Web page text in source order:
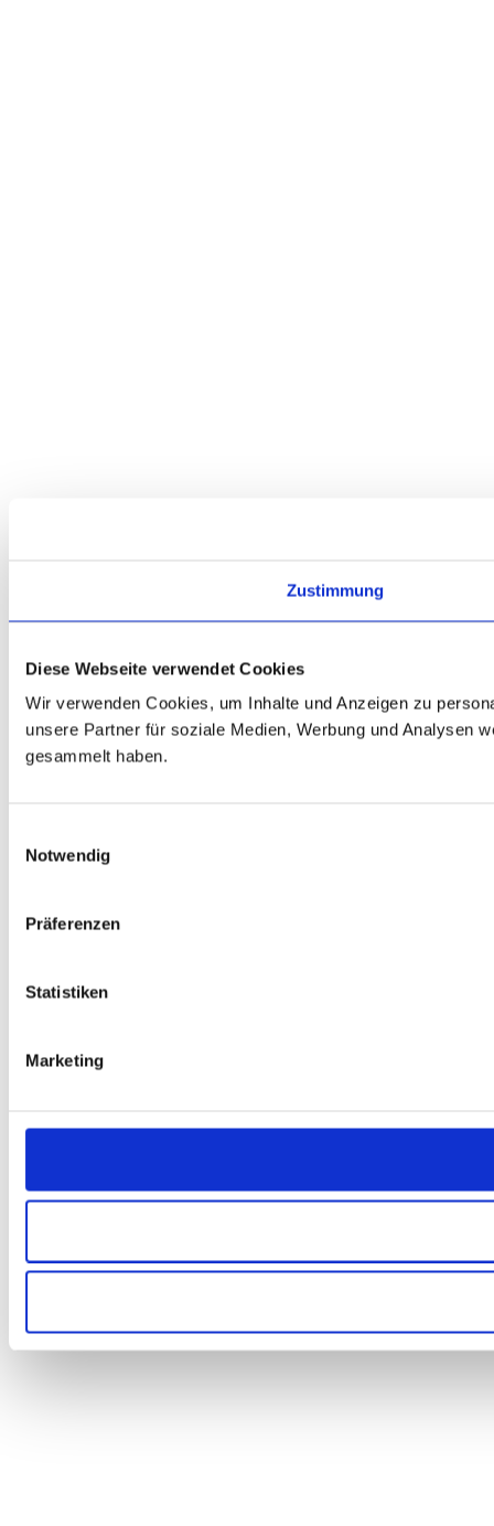
Zustimmung
Diese Webseite verwendet Cookies
Wir verwenden Cookies, um Inhalte und Anzeigen zu
unsere Partner für soziale Medien, Werbung und Analysen
gesammelt haben.
Notwendig
Präferenzen
Statistiken
Marketing